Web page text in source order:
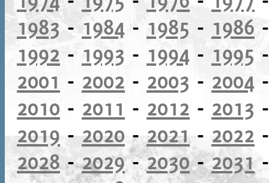
1983- 1984 - 1985 - 1986
1992 - 1993 - 1994 - 1995
2001 - 2002 - 2003 - 2004
2010 - 2011 - 2012 - 2013
2019 - 2020 - 2021- 2022
2028-2029-2030-2031